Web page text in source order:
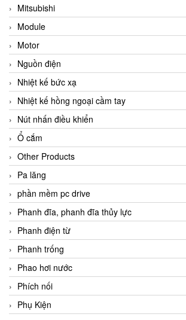
Mitsubishi
Module
Motor
Nguồn điện
Nhiệt kế bức xạ
Nhiệt kế hồng ngoại cầm tay
Nút nhấn điều khiển
Ổ cắm
Other Products
Pa lăng
phần mềm pc drive
Phanh đĩa, phanh đĩa thủy lực
Phanh điện từ
Phanh trống
Phao hơi nước
Phích nối
Phụ Kiện